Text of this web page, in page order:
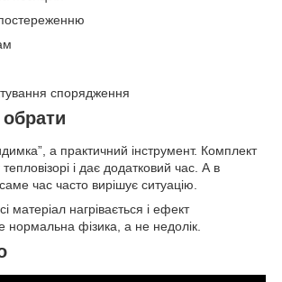
спорядження
а практичний інструмент. Комплект
і дає додатковий час. А в
час часто вирішує ситуацію.
матеріал нагрівається і ефект
фізика, а не недолік.